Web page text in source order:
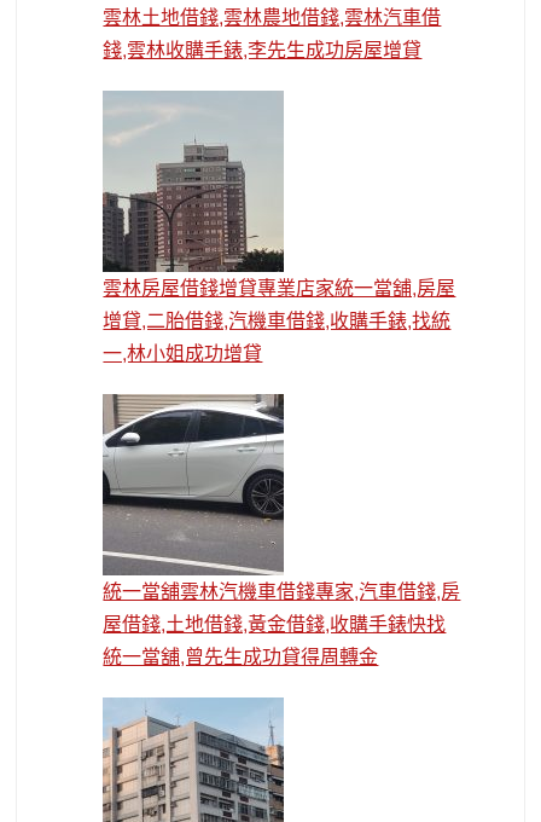
雲林土地借錢,雲林農地借錢,雲林汽車借
錢,雲林收購手錶,李先生成功房屋增貸
雲林房屋借錢增貸專業店家統一當舖,房屋
增貸,二胎借錢,汽機車借錢,收購手錶,找統
一,林小姐成功增貸
統一當舖雲林汽機車借錢專家,汽車借錢,房
屋借錢,土地借錢,黃金借錢,收購手錶快找
統一當舖,曾先生成功貸得周轉金